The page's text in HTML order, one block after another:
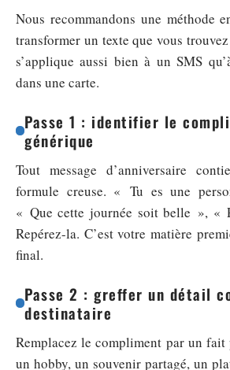
Nous recommandons une méthode
transformer un texte que vous
s’applique aussi bien à un SMS
dans une carte.
Passe 1 : identifier le
générique
Tout message d’anniversaire
formule creuse. « Tu es une
« Que cette journée soit belle », «
Repérez-la. C’est votre matière
final.
Passe 2 : greffer un détail
destinataire
Remplacez le compliment par un
un hobby, un souvenir partagé, un